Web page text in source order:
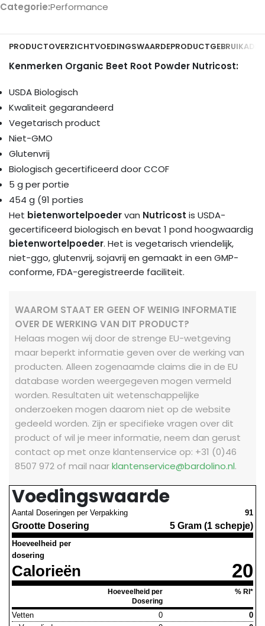
Categorie:Performance
PRODUCTOVERZICHTVOEDINGSWAARDEPRODUCTGEBRUIK
Kenmerken Organic Beet Root Powder Nutricost:
USDA Biologisch
Kwaliteit gegarandeerd
Vegetarisch product
Niet-GMO
Glutenvrij
Biologisch gecertificeerd door CCOF
5 g per portie
454 g (91 porties
Het bietenwortelpoedervan Nutricost is USDA-
gecertificeerd biologisch en bevat 1 pond hoogwaardig
bietenwortelpoeder. Het is vegetarisch vriendelijk,
niet-ggo, glutenvrij, sojavrij en gemaakt in een GMP-
conforme, FDA-geregistreerde faciliteit.
WAAROM STAAT ER GEEN OF WEINIG INFORMATIE
OVER DE WERKING VAN DIT PRODUCT?
Helaas mogen wij door de strenge EU-wetgeving
maar beperkt informatie geven over de werking van
producten. Alleen zogenaamde claims die in de EU
database worden weergegeven mogen vermeld
worden. Resultaten uit wetenschappelijke
onderzoeken mogen daarom niet op de website
gedeeld worden. Zijn er specifieke vragen over dit
product of wil je meer informatie, neem dan gerust
contact op met onze klantenservice op: +31 (0)46
8507 972 of mail naarklantenservice@bardolino.nl.
Voedingswaarde
Aantal Doseringen per Verpakking 91
Grootte Dosering 5 Gram (1 schepje)
Hoeveelheid per
dosering
Calorieën 20
Hoeveelheid per
Dosering
% RI*
Vetten 0
0